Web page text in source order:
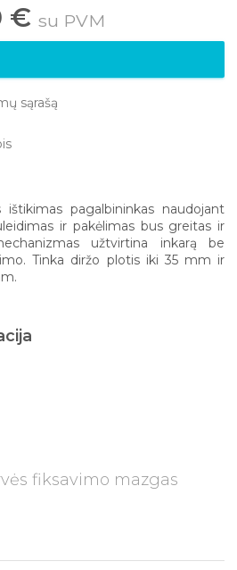
€ su PVM
sąrašą
pagalbininkas naudojant
ir pakėlimas bus greitas ir
užtvirtina inkarą be
Tinka diržo plotis iki 35 mm ir
fiksavimo mazgas